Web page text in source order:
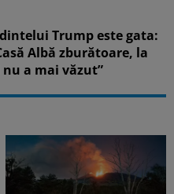
Trump este gata:
Albă zburătoare, la
a mai văzut”